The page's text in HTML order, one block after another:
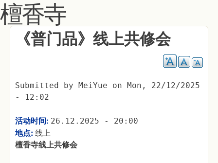
檀香寺
《普门品》线上共修会
Submitted by MeiYue on Mon, 22/12/2025
- 12:02
活动时间: 26.12.2025 - 20:00
地点: 线上
檀香寺线上共修会